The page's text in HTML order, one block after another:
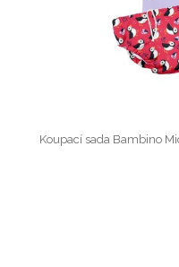
Koupací sada Bambino